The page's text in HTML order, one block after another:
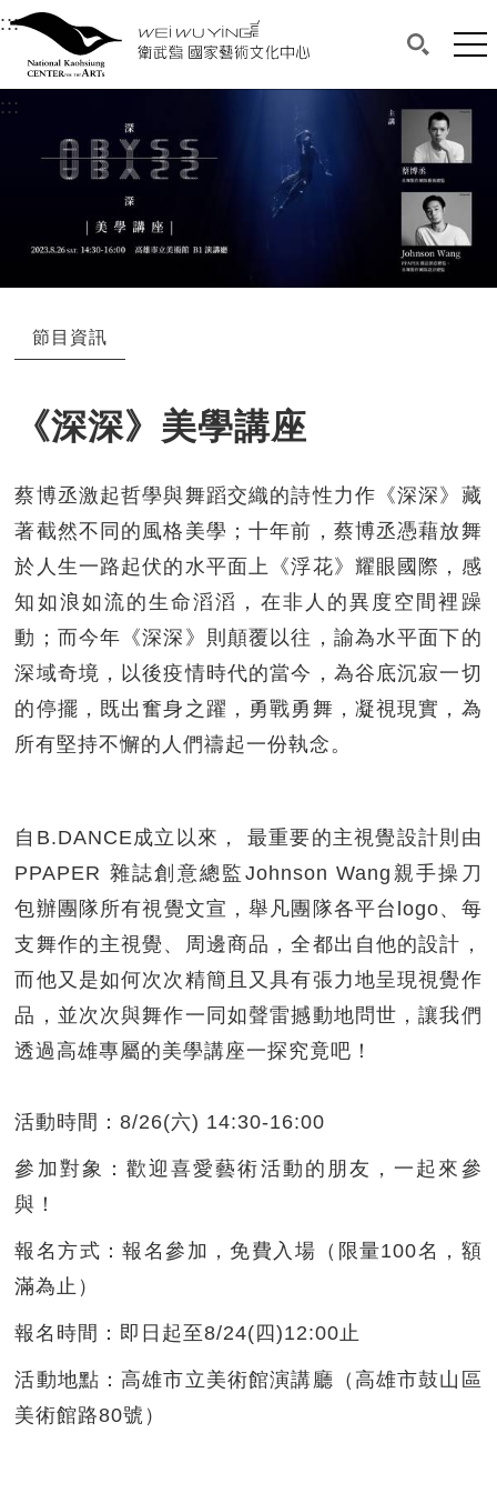
衛武營國家藝術文化中心
中央內容區塊，為本頁主要內容區。
:::選單連結區塊，此區塊列有本網站主要連結。
衛武營國家藝術文化中心
搜尋(開
網
:::
節目資訊
《深深》美學講座
蔡博丞激起哲學與舞蹈交織的詩性力作《深深》藏
著截然不同的風格美學；十年前，蔡博丞憑藉放舞
於人生一路起伏的水平面上《浮花》耀眼國際，感
知如浪如流的生命滔滔，在非人的異度空間裡躁
動；而今年《深深》則顛覆以往，諭為水平面下的
深域奇境，以後疫情時代的當今，為谷底沉寂一切
的停擺，既出奮身之躍，勇戰勇舞，凝視現實，為
所有堅持不懈的人們禱起一份執念。
自B.DANCE成立以來， 最重要的主視覺設計則由
PPAPER 雜誌創意總監Johnson Wang親手操刀
包辦團隊所有視覺文宣，舉凡團隊各平台logo、每
支舞作的主視覺、周邊商品，全都出自他的設計，
而他又是如何次次精簡且又具有張力地呈現視覺作
品，並次次與舞作一同如聲雷撼動地問世，讓我們
透過高雄專屬的美學講座一探究竟吧！
活動時間：8/26(六) 14:30-16:00
參加對象：歡迎喜愛藝術活動的朋友，一起來參
與！
報名方式：報名參加，免費入場（限量100名，額
滿為止）
報名時間：即日起至8/24(四)12:00止
活動地點：高雄市立美術館演講廳（高雄市鼓山區
美術館路80號）